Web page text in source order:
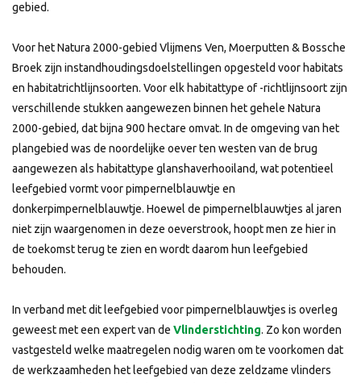
gebied.
Voor het Natura 2000-gebied Vlijmens Ven, Moerputten & Bossche
Broek zijn instandhoudingsdoelstellingen opgesteld voor habitats
en habitatrichtlijnsoorten. Voor elk habitattype of -richtlijnsoort zijn
verschillende stukken aangewezen binnen het gehele Natura
2000-gebied, dat bijna 900 hectare omvat. In de omgeving van het
plangebied was de noordelijke oever ten westen van de brug
aangewezen als habitattype glanshaverhooiland, wat potentieel
leefgebied vormt voor pimpernelblauwtje en
donkerpimpernelblauwtje. Hoewel de pimpernelblauwtjes al jaren
niet zijn waargenomen in deze oeverstrook, hoopt men ze hier in
de toekomst terug te zien en wordt daarom hun leefgebied
behouden.
In verband met dit leefgebied voor pimpernelblauwtjes is overleg
geweest met een expert van de Vlinderstichting. Zo kon worden
vastgesteld welke maatregelen nodig waren om te voorkomen dat
de werkzaamheden het leefgebied van deze zeldzame vlinders